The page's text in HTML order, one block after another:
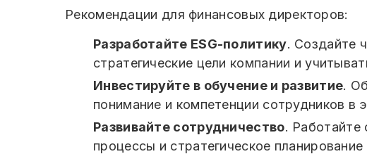
Рекомендации для финансовых директоров:
Разработайте ESG-политику. Создайте
стратегические цели компании и
Инвестируйте в обучение и развитие.
понимание и компетенции сотрудников в
Развивайте сотрудничество. Работайте
процессы и стратегическое планирование